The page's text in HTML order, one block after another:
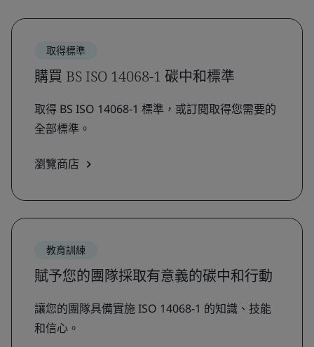
取得標準
購買 BS ISO 14068-1 碳中和標準
取得 BS ISO 14068-1 標準，或訂閱取得您需要的
全部標準。
瀏覽商店
教育訓練
賦予您的團隊採取有意義的碳中和行動
讓您的團隊具備實施 ISO 14068-1 的知識、技能
和信心。